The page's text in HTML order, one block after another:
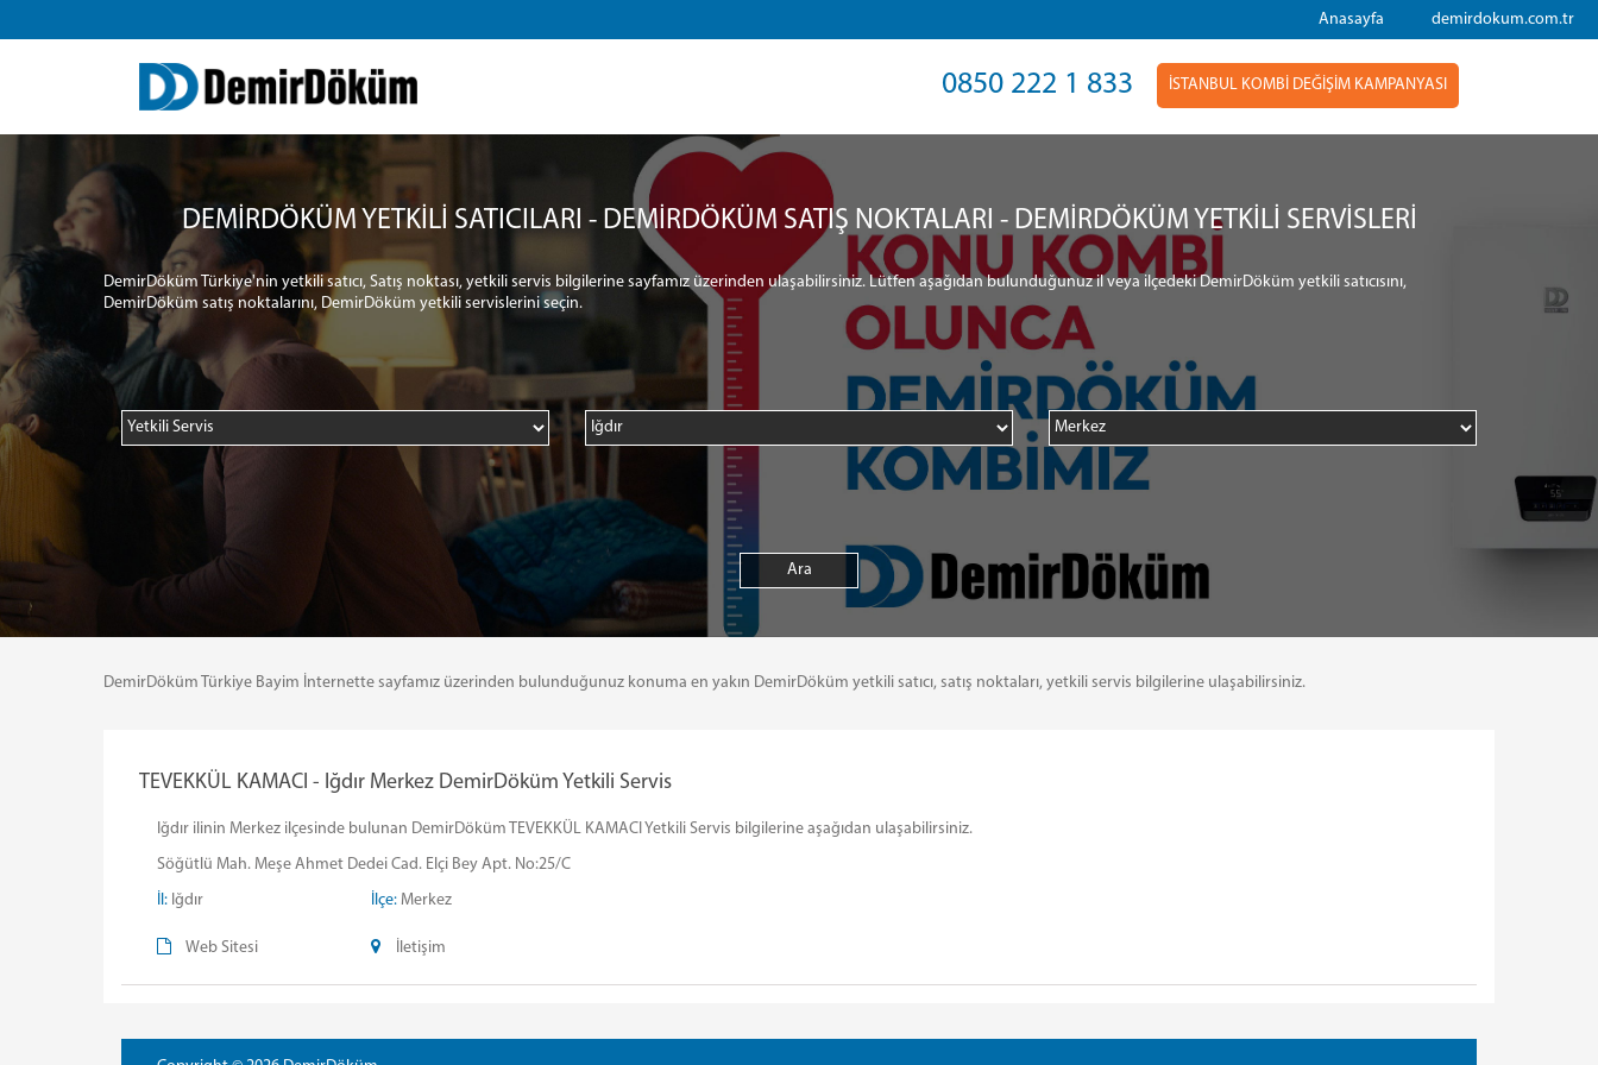
demirdokum.com.tr
Anasayfa
İSTANBUL KOMBİ DEĞİŞİM KAMPANYASI
0850 222 1 833
DEMİRDÖKÜM YETKİLİ SATICILARI - DEMİRDÖKÜM SATIŞ NOKTALARI - DEMİRDÖKÜM YETKİLİ SERVİSLERİ
DemirDöküm Türkiye'nin yetkili satıcı, Satış noktası, yetkili servis bilgilerine sayfamız üzerinden ulaşabilirsiniz. Lütfen aşağıdan bulunduğunuz il veya ilçedeki DemirDöküm yetkili satıcısını,
DemirDöküm satış noktalarını, DemirDöküm yetkili servislerini seçin.
DemirDöküm Türkiye Bayim İnternette sayfamız üzerinden bulunduğunuz konuma en yakın DemirDöküm yetkili satıcı, satış noktaları, yetkili servis bilgilerine ulaşabilirsiniz.
TEVEKKÜL KAMACI - Iğdır Merkez DemirDöküm Yetkili Servis
Iğdır ilinin Merkez ilçesinde bulunan DemirDöküm TEVEKKÜL KAMACI Yetkili Servis bilgilerine aşağıdan ulaşabilirsiniz.
Söğütlü Mah. Meşe Ahmet Dedei Cad. Elçi Bey Apt. No:25/C
İl: Iğdır İlçe: Merkez
Web Sitesi İletişim